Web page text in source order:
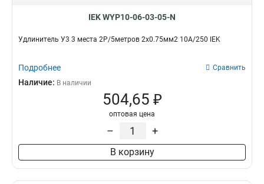
IEK WYP10-06-03-05-N
Удлинитель У3 3 места 2Р/5метров 2х0.75мм2 10А/250 IEK
Подробнее Сравнить
Наличие: В наличии
504,65 ₽
оптовая цена
– +
В корзину